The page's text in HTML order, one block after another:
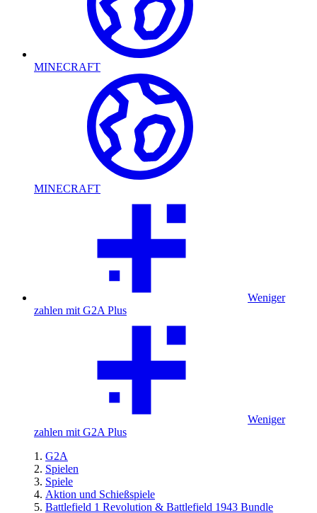
MINECRAFT
MINECRAFT
Weniger
zahlen mit G2A Plus
Weniger
zahlen mit G2A Plus
G2A
Spielen
Spiele
Aktion und Schießspiele
Battlefield 1 Revolution & Battlefield 1943 Bundle